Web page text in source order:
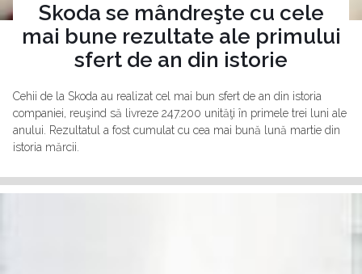
Skoda se mândreşte cu cele
mai bune rezultate ale primului
sfert de an din istorie
Cehii de la Skoda au realizat cel mai bun sfert de an din istoria
companiei, reuşind să livreze 247.200 unităţi în primele trei luni ale
anului. Rezultatul a fost cumulat cu cea mai bună lună martie din
istoria mărcii.